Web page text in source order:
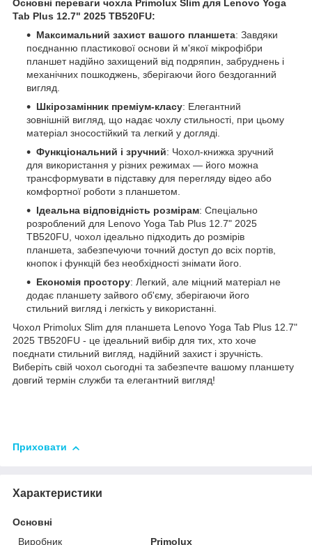
Основні переваги чохла Primolux Slim для Lenovo Yoga
Tab Plus 12.7" 2025 TB520FU:
Максимальний захист вашого планшета: Завдяки
поєднанню пластикової основи й м'якої мікрофібри
планшет надійно захищений від подряпин, забруднень і
механічних пошкоджень, зберігаючи його бездоганний
вигляд.
Шкірозамінник преміум-класу: Елегантний
зовнішній вигляд, що надає чохлу стильності, при цьому
матеріал зносостійкий та легкий у догляді.
Функціональний і зручний: Чохол-книжка зручний
для використання у різних режимах — його можна
трансформувати в підставку для перегляду відео або
комфортної роботи з планшетом.
Ідеальна відповідність розмірам: Спеціально
розроблений для Lenovo Yoga Tab Plus 12.7" 2025
TB520FU, чохол ідеально підходить до розмірів
планшета, забезпечуючи точний доступ до всіх портів,
кнопок і функцій без необхідності знімати його.
Економія простору: Легкий, але міцний матеріал не
додає планшету зайвого об'єму, зберігаючи його
стильний вигляд і легкість у використанні.
Чохол Primolux Slim для планшета Lenovo Yoga Tab Plus 12.7"
2025 TB520FU - це ідеальний вибір для тих, хто хоче
поєднати стильний вигляд, надійний захист і зручність.
Виберіть свій чохол сьогодні та забезпечте вашому планшету
довгий термін служби та елегантний вигляд!
Приховати
Характеристики
Основні
Виробник
Primolux